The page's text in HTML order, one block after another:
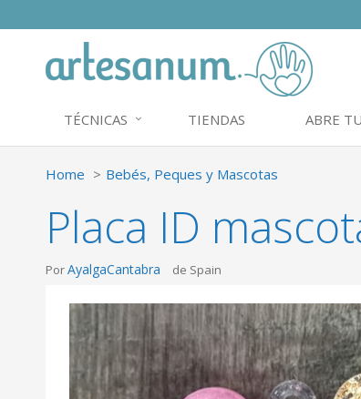
TÉCNICAS TIENDAS ABRE
Home Bebés, Peques y Mascotas
Placa ID
PorAyalgaCantabra de Spain